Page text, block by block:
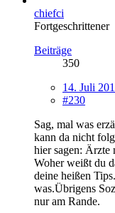
chiefci
Fortgeschrittener
Beiträge
350
14. Juli
#230
Sag, mal was
kann da nicht
hier sagen: Ärzte
Woher weißt du
deine heißen
was.Übrigens
nur am Rande.